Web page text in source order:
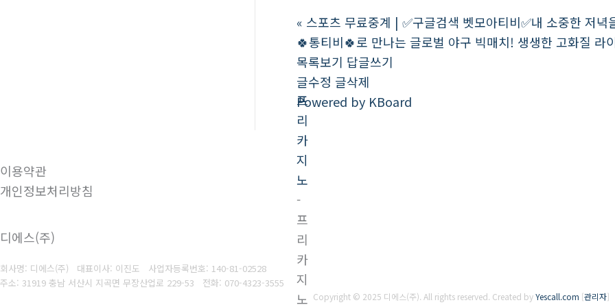
프
리
카
지
노
-
프
리
카
지
노
« 스포츠 무료중계 | ✅구글검색 벳모아티비✅내 소중한 저녁
🍀통티비🍀로 만나는 글로벌 야구 빅매치! 생생한 고화질 라
목록보기 답글쓰기
글수정 글삭제
Powered by KBoard
이용약관
개인정보처리방침
디에스(주)
회사명: 디에스(주) 대표이사: 이진도 사업자등록번호: 140-81-02528
주소: 31919 충남 서산시 지곡면 무장산업로 229-53 전화: 070-4323-3555
Copyright © 2025 디에스(주). All rights reserved. Created byYescall.com [관리자]